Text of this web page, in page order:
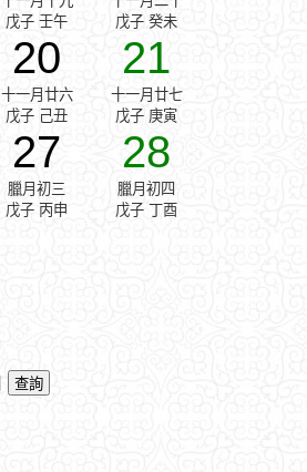
戊子 壬午
戊子 癸未
20
十一月廿六
戊子 己丑
21
十一月廿七
戊子 庚寅
27
臘月初三
戊子 丙申
28
臘月初四
戊子 丁酉